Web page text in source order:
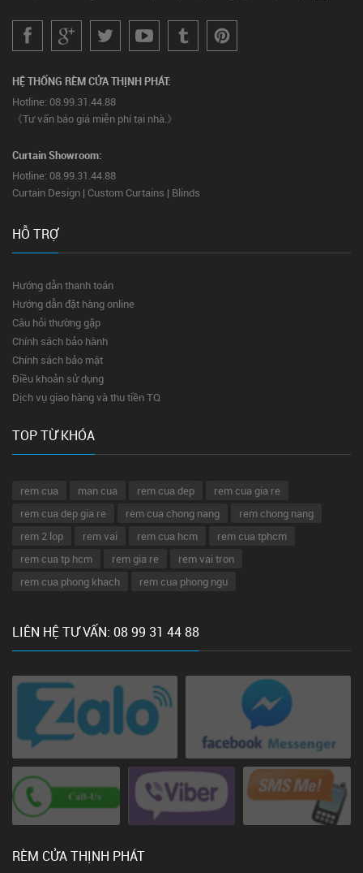
HỆ THỐNG RÈM CỬA THỊNH PHÁT:
Hotline: 08.99.31.44.88
《Tư vấn báo giá miễn phí tại nhà.》
Curtain Showroom:
Hotline: 08.99.31.44.88
Curtain Design | Custom Curtains | Blinds
HỖ TRỢ
Hướng dẫn thanh toán
Hướng dẫn đặt hàng online
Câu hỏi thường gặp
Chính sách bảo hành
Chính sách bảo mật
Điều khoản sử dụng
Dịch vụ giao hàng và thu tiền TQ
TOP TỪ KHÓA
rem cua man cua rem cua dep
rem cua gia re
rem cua dep gia re
rem cua chong nang
rem chong nang
rem 2 lop
rem vai rem cua hcm
rem cua tphcm
rem cua tp hcm
rem gia re
rem vai tron
rem cua phong khach
rem cua phong ngu
LIÊN HỆ TƯ VẤN: 08 99 31 44 88
RÈM CỬA THỊNH PHÁT